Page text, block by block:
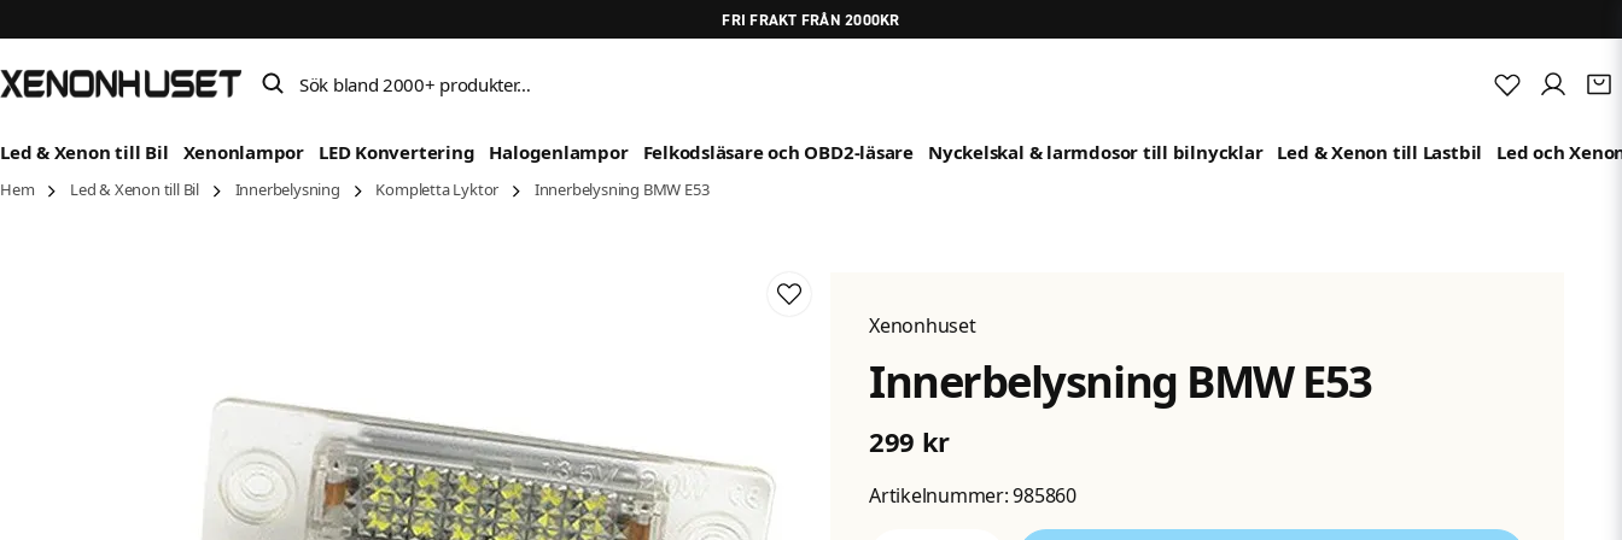
FRI FRAKT FRÅN 2000KR
Sök bland 2000+ produkter…
Led & Xenon till Bil Xenonlampor LED Konvertering Halogenlampor Felkodsläsare och OBD2-läsare Nyckelskal & larmdosor till bilnycklar Led & Xenon till Lastbil Led och
Hem Led & Xenon till Bil Innerbelysning Kompletta Lyktor Innerbelysning BMW E53
Xenonhuset
Innerbelysning BMW E53
299 kr
Artikelnummer:985860